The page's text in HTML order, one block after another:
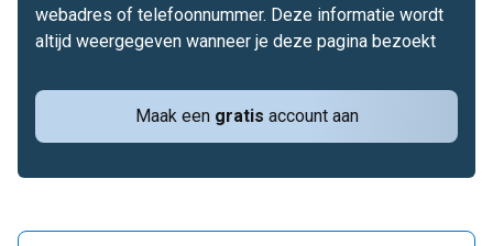
Maak een gratis account aan
webadres of telefoonnummer. Deze informatie wordt
altijd weergegeven wanneer je deze pagina bezoekt